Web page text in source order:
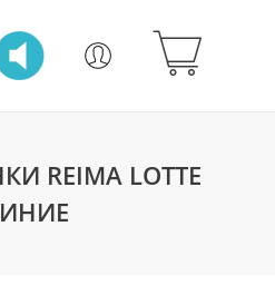
REIMA LOTTE